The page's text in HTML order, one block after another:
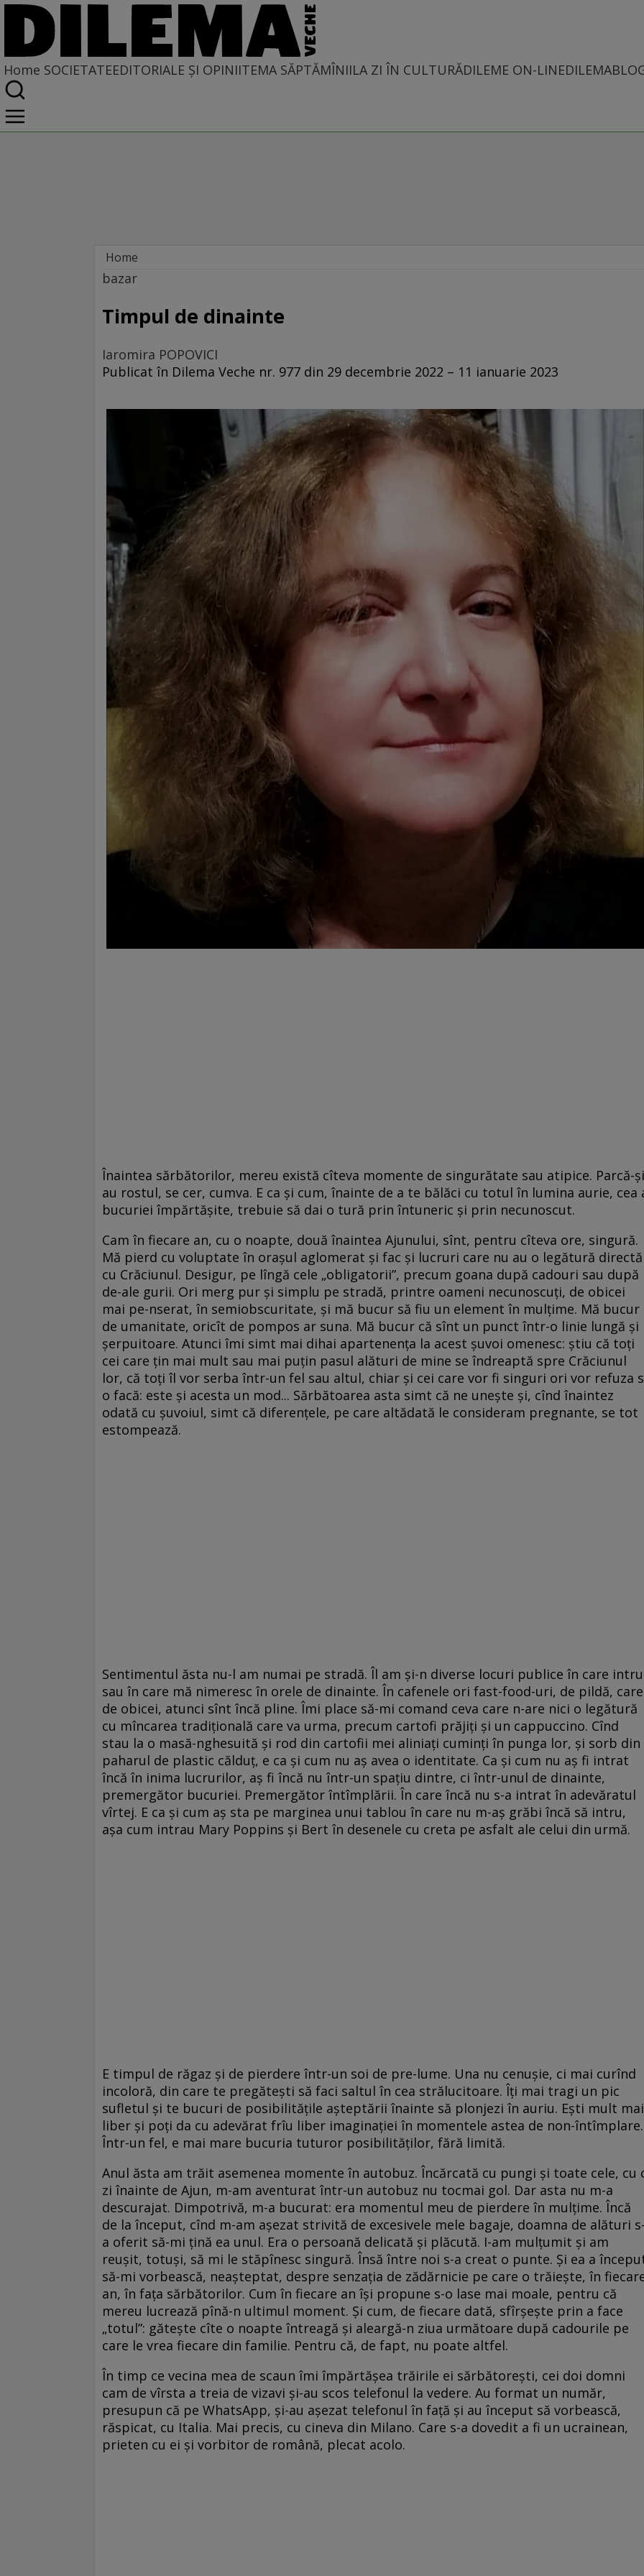
Home SOCIETATEEDITORIALE ȘI OPINIITEMA SĂPTĂMÎNIILA ZI ÎN CULTURĂDILEME ON-LINE
Home
Societate
bazar
Timpul de dinainte
Iaromira POPOVICI
Publicat în Dilema Veche nr. 977 din 29 decembrie 2022 – 11 ianuarie 2023
Înaintea sărbătorilor, mereu există cîteva momente de singurătate sau atipice. Parcă-și
au rostul, se cer, cumva. E ca și cum, înainte de a te bălăci cu totul în lumina aurie, cea
bucuriei împărtășite, trebuie să dai o tură prin întuneric și prin necunoscut.
Cam în fiecare an, cu o noapte, două înaintea Ajunului, sînt, pentru cîteva ore, singură.
Mă pierd cu voluptate în orașul aglomerat și fac și lucruri care nu au o legătură directă
cu Crăciunul. Desigur, pe lîngă cele „obligatorii”, precum goana după cadouri sau după
de-ale gurii. Ori merg pur și simplu pe stradă, printre oameni necunoscuți, de obicei
mai pe-nserat, în semiobscuritate, și mă bucur să fiu un element în mulțime. Mă bucur
de umanitate, oricît de pompos ar suna. Mă bucur că sînt un punct într-o linie lungă și
șerpuitoare. Atunci îmi simt mai dihai apartenența la acest șuvoi omenesc: știu că toți
cei care țin mai mult sau mai puțin pasul alături de mine se îndreaptă spre Crăciunul
lor, că toți îl vor serba într-un fel sau altul, chiar și cei care vor fi singuri ori vor refuza
o facă: este și acesta un mod... Sărbătoarea asta simt că ne unește și, cînd înaintez
odată cu șuvoiul, simt că diferențele, pe care altădată le consideram pregnante, se tot
estompează.
Sentimentul ăsta nu-l am numai pe stradă. Îl am și-n diverse locuri publice în care intru
sau în care mă nimeresc în orele de dinainte. În cafenele ori fast-food-uri, de pildă,
de obicei, atunci sînt încă pline. Îmi place să-mi comand ceva care n-are nici o legătură
cu mîncarea tradițională care va urma, precum cartofi prăjiți și un cappuccino. Cînd
stau la o masă-nghesuită și rod din cartofii mei aliniați cuminți în punga lor, și sorb din
paharul de plastic călduț, e ca și cum nu aș avea o identitate. Ca și cum nu aș fi intrat
încă în inima lucrurilor, aș fi încă nu într-un spațiu dintre, ci într-unul de dinainte,
premergător bucuriei. Premergător întîmplării. În care încă nu s-a intrat în adevăratul
vîrtej. E ca și cum aș sta pe marginea unui tablou în care nu m-aș grăbi încă să intru,
așa cum intrau Mary Poppins și Bert în desenele cu creta pe asfalt ale celui din urmă.
E timpul de răgaz și de pierdere într-un soi de pre-lume. Una nu cenușie, ci mai curînd
incoloră, din care te pregătești să faci saltul în cea strălucitoare. Îți mai tragi un pic
sufletul și te bucuri de posibilitățile așteptării înainte să plonjezi în auriu. Ești mult mai
liber și poți da cu adevărat frîu liber imaginației în momentele astea de non-întîmplare.
Într-un fel, e mai mare bucuria tuturor posibilităților, fără limită.
Anul ăsta am trăit asemenea momente în autobuz. Încărcată cu pungi și toate cele, cu
zi înainte de Ajun, m-am aventurat într-un autobuz nu tocmai gol. Dar asta nu m-a
descurajat. Dimpotrivă, m-a bucurat: era momentul meu de pierdere în mulțime. Încă
de la început, cînd m-am așezat strivită de excesivele mele bagaje, doamna de alături
a oferit să-mi țină ea unul. Era o persoană delicată și plăcută. I-am mulțumit și am
reușit, totuși, să mi le stăpînesc singură. Însă între noi s-a creat o punte. Și ea a
să-mi vorbească, neașteptat, despre senzația de zădărnicie pe care o trăiește, în
an, în fața sărbătorilor. Cum în fiecare an își propune s-o lase mai moale, pentru că
mereu lucrează pînă-n ultimul moment. Și cum, de fiecare dată, sfîrșește prin a face
„totul”: gătește cîte o noapte întreagă și aleargă-n ziua următoare după cadourile pe
care le vrea fiecare din familie. Pentru că, de fapt, nu poate altfel.
În timp ce vecina mea de scaun îmi împărtășea trăirile ei sărbătorești, cei doi domni
cam de vîrsta a treia de vizavi și-au scos telefonul la vedere. Au format un număr,
presupun că pe WhatsApp, și-au așezat telefonul în față și au început să vorbească,
răspicat, cu Italia. Mai precis, cu cineva din Milano. Care s-a dovedit a fi un ucrainean,
prieten cu ei și vorbitor de română, plecat acolo.